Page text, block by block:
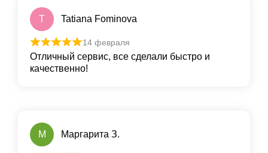
T Tatiana Fominova
14 февраля
Отличный сервис, все сделали быстро и
качественно!
М Маргарита З.